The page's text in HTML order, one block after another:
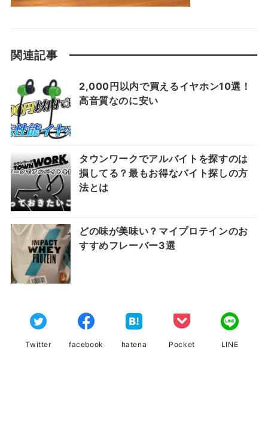
関連記事
2,000円以内で買えるイヤホン10選！
高音質なのに安い
タウンワークでアルバイトを探すのは
損してる？最もお得なバイト探しの方
法とは
どの味が美味い？マイプロテインのお
すすめフレーバー3選
Twitter facebook hatena Pocket LINE